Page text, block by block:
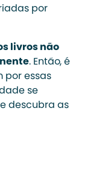
por
livros não
. Então, é
por essas
se
descubra as